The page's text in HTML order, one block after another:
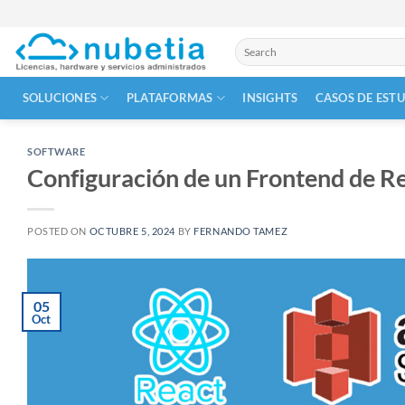
content
Buscar
por:
SOLUCIONES PLATAFORMAS INSIGHTS CASOS DE
SOFTWARE
Configuración de un Frontend de
POSTED ON OCTUBRE 5, 2024 BY FERNANDO TAMEZ
05
Oct